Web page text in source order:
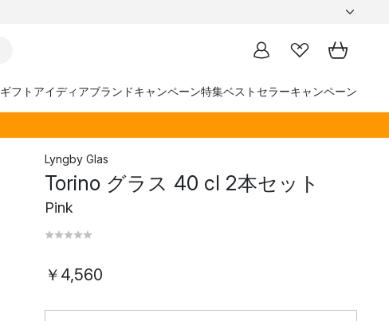
ギフトアイディアブランドキャンペーン特集ベストセラーキャンペーン
Lyngby Glas
Torino グラス 40 cl 2本セット
Pink
￥4,560